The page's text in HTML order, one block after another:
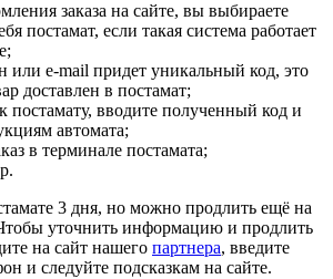
заказа на сайте, вы выбираете
постамат, если такая система работает
или e-mail придет уникальный код, это
доставлен в постамат;
постамату, вводите полученный код и
автомата;
в терминале постамата;
3 дня, но можно продлить ещё на
уточнить информацию и продлить
на сайт нашего партнера, введите
и следуйте подсказкам на сайте.